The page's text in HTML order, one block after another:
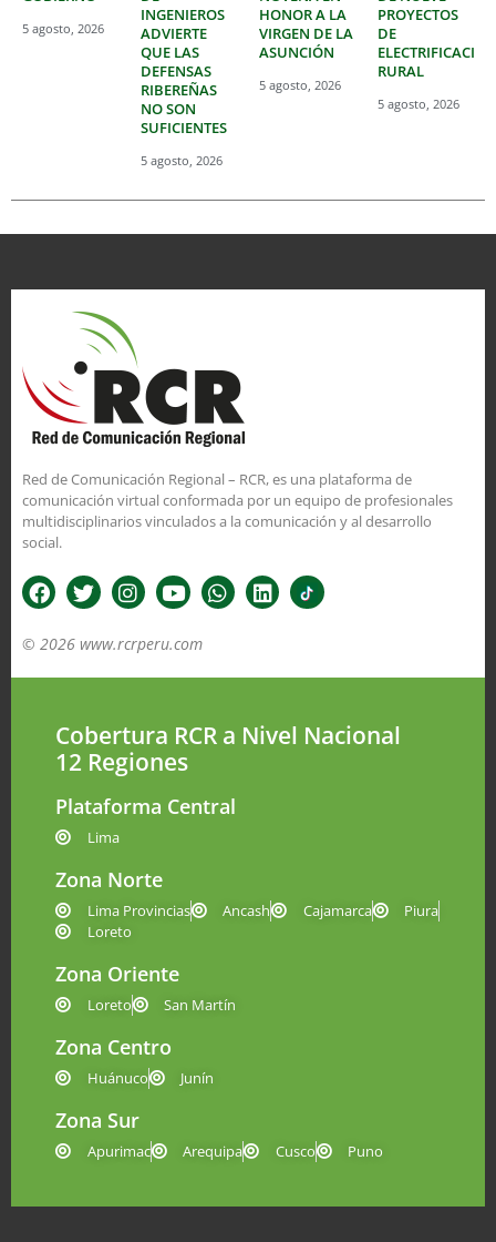
5 agosto, 2026
INGENIEROS
ADVIERTE
QUE LAS
DEFENSAS
RIBEREÑAS
NO SON
SUFICIENTES
5 agosto, 2026
HONOR A LA
VIRGEN DE LA
ASUNCIÓN
5 agosto, 2026
PROYECTOS
DE
ELECTRIFICACIÓN
RURAL
5 agosto, 2026
Red de Comunicación Regional – RCR, es una plataforma de
comunicación virtual conformada por un equipo de profesionales
multidisciplinarios vinculados a la comunicación y al desarrollo
social.
© 2026 www.rcrperu.com
Cobertura RCR a Nivel Nacional
12 Regiones
Plataforma Central
Lima
Zona Norte
Lima Provincias Ancash Cajamarca
Piura
Loreto
Zona Oriente
Loreto San Martín
Zona Centro
Huánuco Junín
Zona Sur
Apurimac Arequipa Cusco Puno